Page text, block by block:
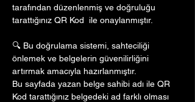
tarafından düzenlenmiş ve doğruluğu
tarattığınız QR Kod  ile onaylanmıştır.
🔍 Bu doğrulama sistemi, sahteciliği
önlemek ve belgelerin güvenilirliğini
artırmak amacıyla hazırlanmıştır.
Bu sayfada yazan belge sahibi adı ile QR
Kod tarattığınız belgedeki ad farklı olması